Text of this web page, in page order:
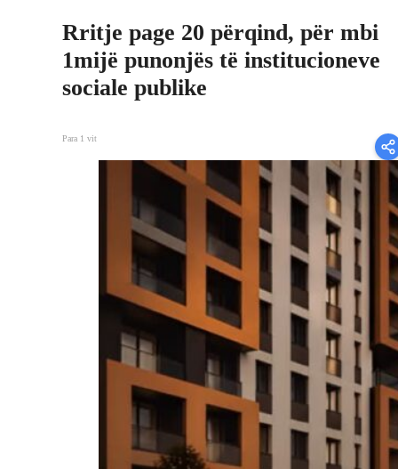
Rritje page 20 përqind, për mbi
1mijë punonjës të institucioneve
sociale publike
Para 1 vit